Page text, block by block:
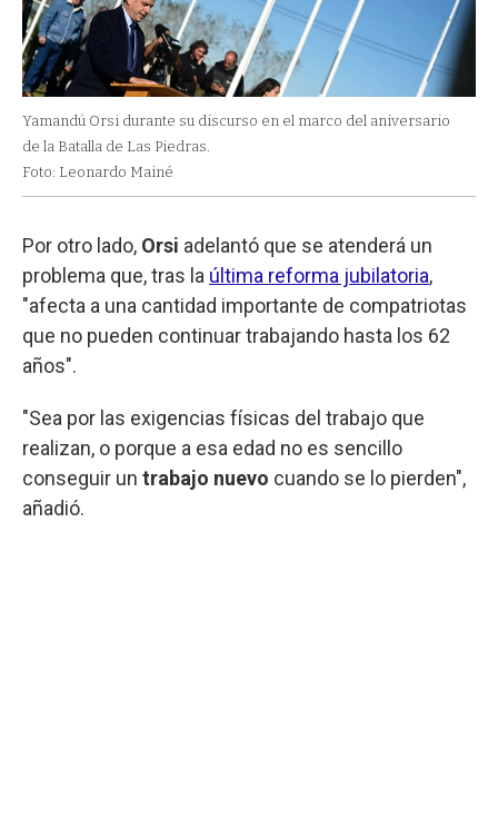
Yamandú Orsi durante su discurso en el marco del aniversario
de la Batalla de Las Piedras.
Foto: Leonardo Mainé
Por otro lado, Orsi adelantó que se atenderá un
problema que, tras la última reforma jubilatoria,
"afecta a una cantidad importante de compatriotas
que no pueden continuar trabajando hasta los 62
años".
"Sea por las exigencias físicas del trabajo que
realizan, o porque a esa edad no es sencillo
conseguir un trabajo nuevo cuando se lo pierden",
añadió.